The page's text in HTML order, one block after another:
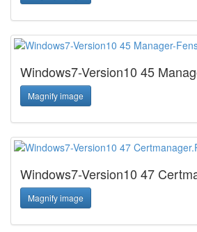
Windows7-Version10 45
Magnify image
Windows7-Version10 47
Magnify image